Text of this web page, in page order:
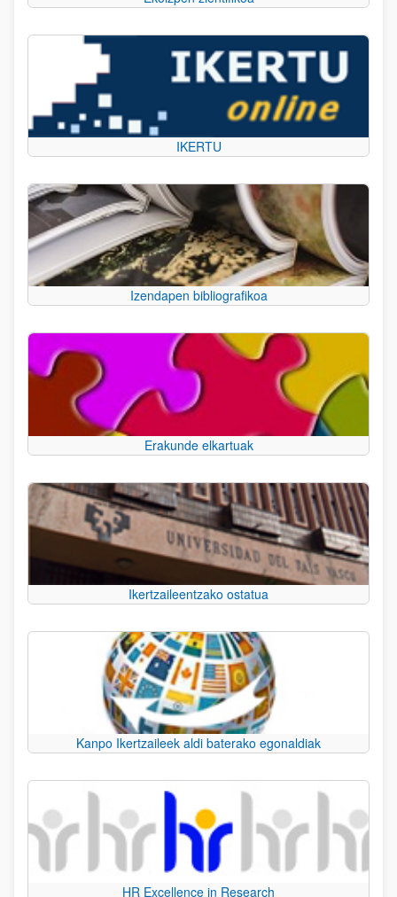
IKERTU
Izendapen bibliografikoa
Erakunde elkartuak
Ikertzaileentzako ostatua
Kanpo Ikertzaileek aldi baterako egonaldiak
HR Excellence in Research